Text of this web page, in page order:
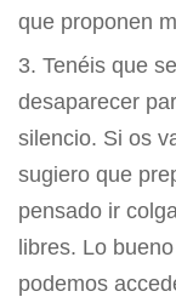
que proponen
Tenéis que
desaparecer
silencio. Si os
sugiero que
pensado ir
libres. Lo
podemos